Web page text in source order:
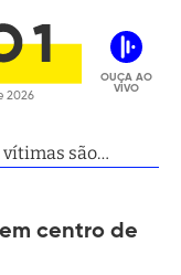
2026
OUÇA AO
VIVO
são
centro de